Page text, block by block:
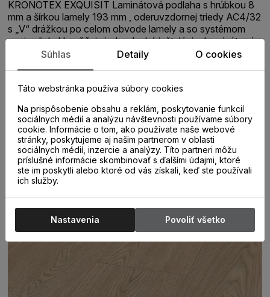
KRONOTEX EXQUISIT Laminátová podlaha s hrúbkou 8
mm a šírkou lamely 193 mm , oderuvzdornej triedy AC4/32
s „V“ drážkou po celom obvode lamely a so systémom
spoja click. Umožňuje jednoduchú inštaláciu. Laminátová
podlaha vhodná do domácnosti a vzhľadom na jej vysokú
vrátane hotelov, reštaurácii, kanceláriách a obchodoch.
Súhlas Detaily O cookies
Táto webstránka používa súbory cookies
Na prispôsobenie obsahu a reklám, poskytovanie funkcií
sociálnych médií a analýzu návštevnosti používame súbory
cookie. Informácie o tom, ako používate naše webové
stránky, poskytujeme aj našim partnerom v oblasti
sociálnych médií, inzercie a analýzy. Títo partneri môžu
príslušné informácie skombinovať s ďalšími údajmi, ktoré
ste im poskytli alebo ktoré od vás získali, keď ste používali
ich služby.
Nastavenia Povoliť všetko